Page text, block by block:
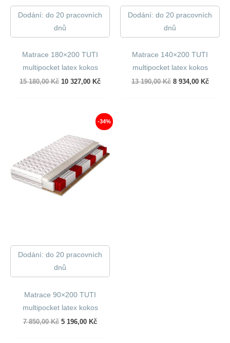
Dodání: do 20 pracovních
dnů
Matrace 180×200 TUTI
multipocket latex kokos
15 180,00Kč Původní
10 327,00 KčAktuální
327,00 Kč.
Dodání: do 20 pracovních
dnů
Matrace 140×200 TUTI
multipocket latex kokos
13 190,00Kč Původní
8 934,00 Kč
-34%
Dodání: do 20 pracovních
dnů
Matrace 90×200 TUTI
multipocket latex kokos
7 850,00Kč Původní
5 196,00 KčAktuální